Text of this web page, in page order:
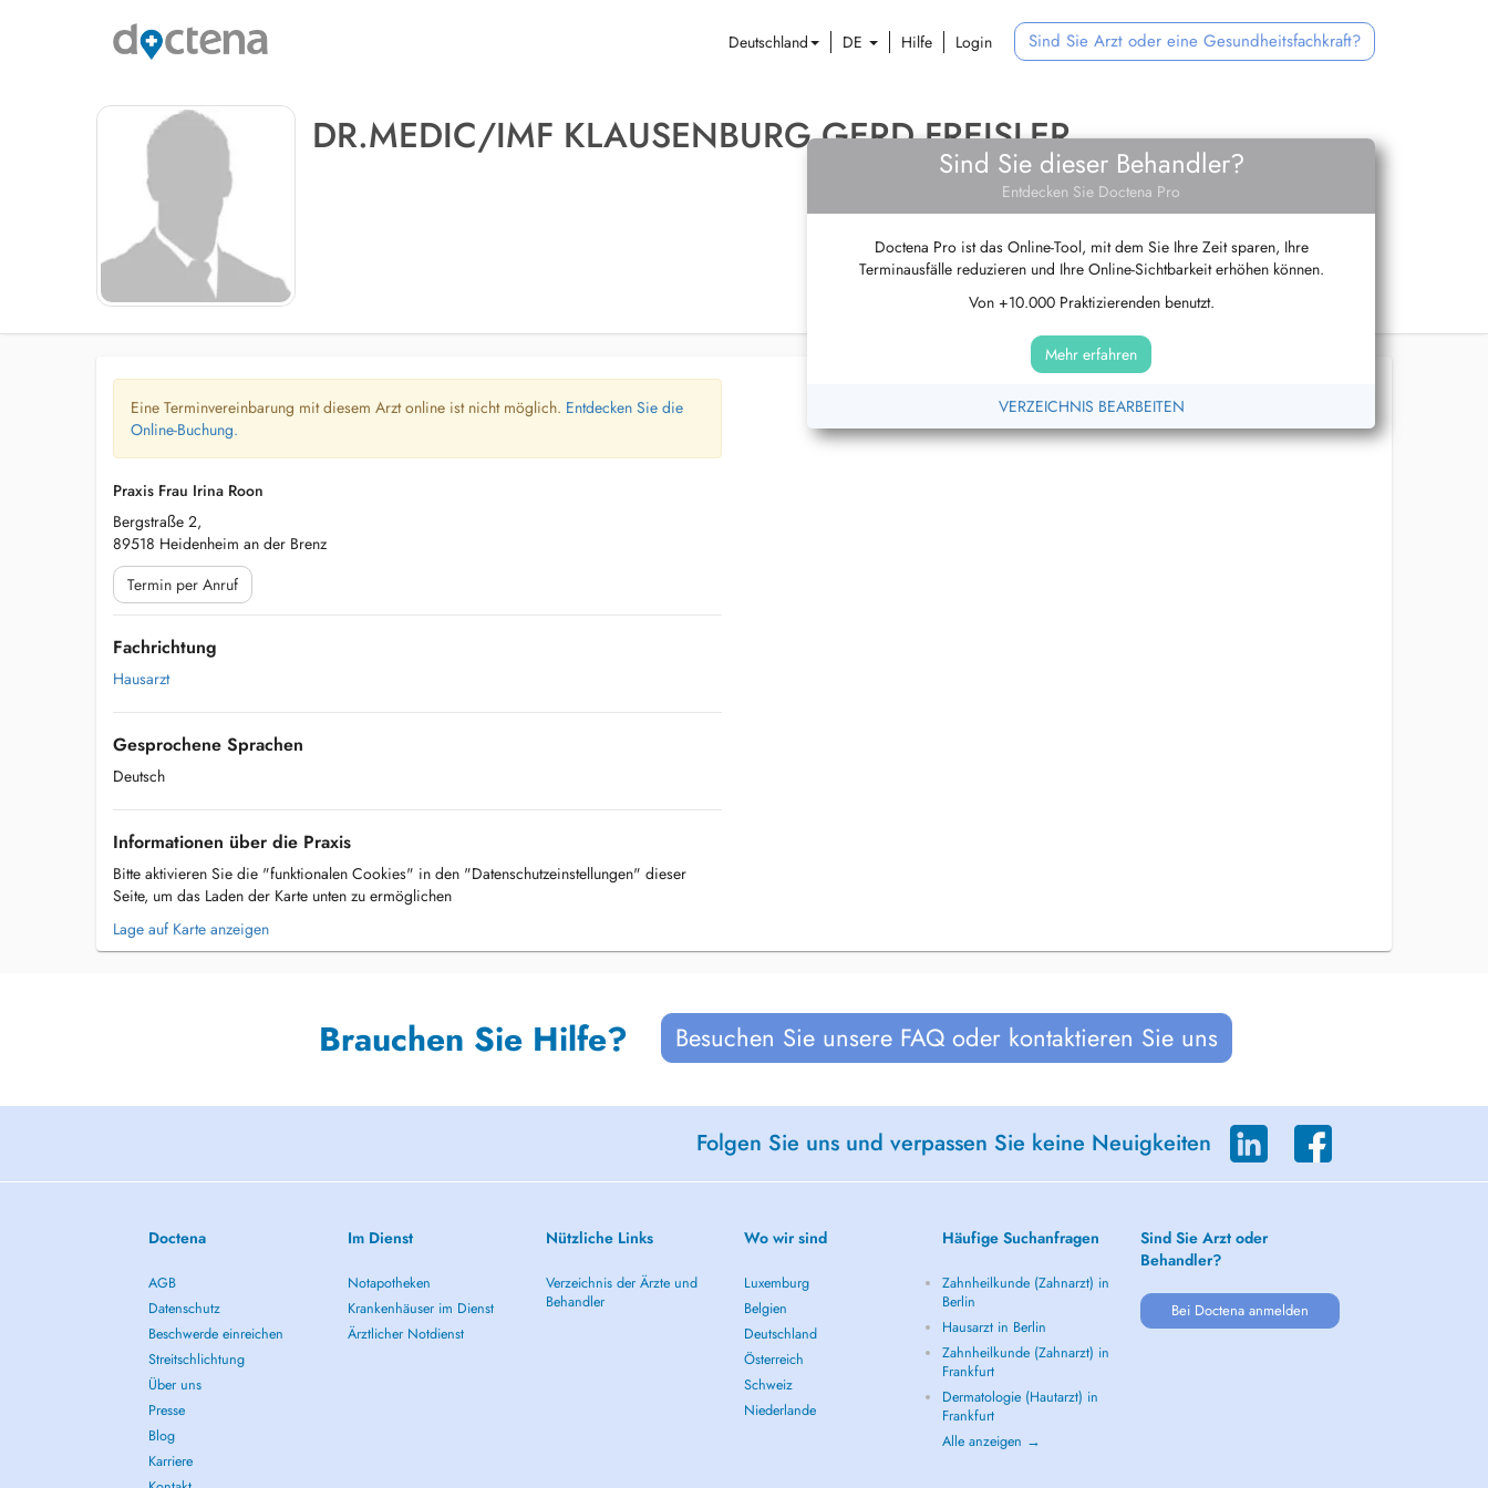
Deutschland DE Hilfe Login Sind Sie Arzt oder eine Gesundheitsfachkraft?
DR.MEDIC/IMF KLAUSENBURG GERD FREISLER
Sind Sie dieser Behandler?
Entdecken Sie Doctena Pro
Doctena Pro ist das Online-Tool, mit dem Sie Ihre Zeit sparen, Ihre
Terminausfälle reduzieren und Ihre Online-Sichtbarkeit erhöhen können.
Von +10.000 Praktizierenden benutzt.
Mehr erfahren
VERZEICHNIS BEARBEITEN
Eine Terminvereinbarung mit diesem Arzt online ist nicht möglich. Entdecken Sie die
Online-Buchung.
Praxis Frau Irina Roon
Bergstraße 2,
89518 Heidenheim an der Brenz
Termin per Anruf
Fachrichtung
Hausarzt
Gesprochene Sprachen
Deutsch
Informationen über die Praxis
Bitte aktivieren Sie die "funktionalen Cookies" in den "Datenschutzeinstellungen" dieser
Seite, um das Laden der Karte unten zu ermöglichen
Lage auf Karte anzeigen
Brauchen Sie Hilfe? Besuchen Sie unsere FAQ oder kontaktieren Sie uns
Folgen Sie uns und verpassen Sie keine Neuigkeiten
Doctena
AGB
Datenschutz
Beschwerde einreichen
Streitschlichtung
Über uns
Presse
Blog
Karriere
Im Dienst
Notapotheken
Krankenhäuser im Dienst
Ärztlicher Notdienst
Nützliche Links
Verzeichnis der Ärzte und
Behandler
Wo wir sind
Luxemburg
Belgien
Deutschland
Österreich
Schweiz
Niederlande
Häufige Suchanfragen
Zahnheilkunde (Zahnarzt) in
Berlin
Hausarzt in Berlin
Zahnheilkunde (Zahnarzt) in
Frankfurt
Dermatologie (Hautarzt) in
Frankfurt
Alle anzeigen →
Sind Sie Arzt oder
Behandler?
Bei Doctena anmelden